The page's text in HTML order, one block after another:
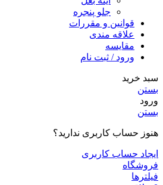
جلو پنجره
قوانین و مقررات
علاقه مندی
مقایسه
ورود / ثبت نام
سبد خرید
بستن
ورود
بستن
هنوز حساب کاربری ندارید؟
ایجاد حساب کاربری
فروشگاه
فیلترها